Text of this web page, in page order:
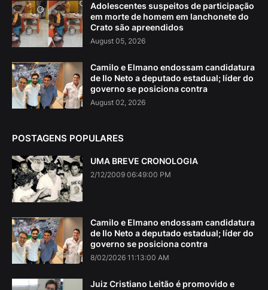
Adolescentes suspeitos de participação
em morte de homem em lanchonete do
Crato são apreendidos
August 05, 2026
Camilo e Elmano endossam candidatura
de Ilo Neto a deputado estadual; líder do
governo se posiciona contra
August 02, 2026
POSTAGENS POPULARES
UMA BREVE CRONOLOGIA
2/12/2009 06:49:00 PM
Camilo e Elmano endossam candidatura
de Ilo Neto a deputado estadual; líder do
governo se posiciona contra
8/02/2026 11:13:00 AM
Juiz Cristiano Leitão é promovido e